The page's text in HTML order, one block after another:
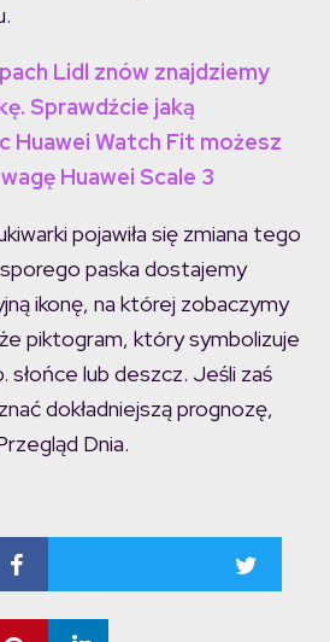
Lidl znów znajdziemy
Sprawdźcie jaką
Huawei Watch Fit możesz
Huawei Scale 3
pojawiła się zmiana tego
paska dostajemy
ikonę, na której zobaczymy
piktogram, który symbolizuje
słońce lub deszcz. Jeśli zaś
dokładniejszą prognozę,
Dnia.